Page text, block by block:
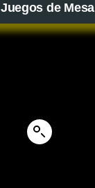
Juegos de Mesa